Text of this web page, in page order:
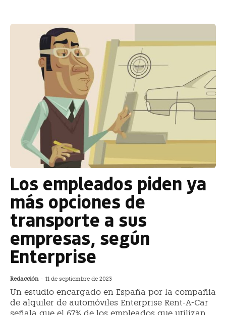
Los empleados piden ya
más opciones de
transporte a sus
empresas, según
Enterprise
Redacción - 11 de septiembre de 2023
Un estudio encargado en España por la compañía
de alquiler de automóviles Enterprise Rent-A-Car